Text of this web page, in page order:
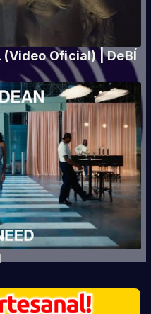
(Video Oficial) | DeBÍ